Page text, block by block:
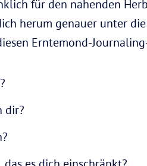
für den nahenden
herum genauer unter
Erntemond-
dir?
es dich einschränkt?